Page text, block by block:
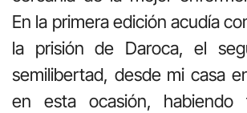
En la primera edición acudía
la prisión de Daroca, el
semilibertad, desde mi casa
en esta ocasión, habiendo